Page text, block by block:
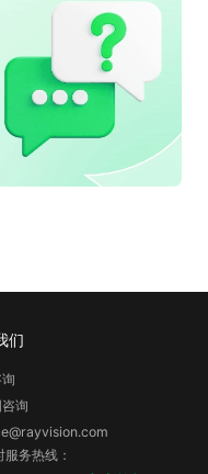
们
询
务热线：